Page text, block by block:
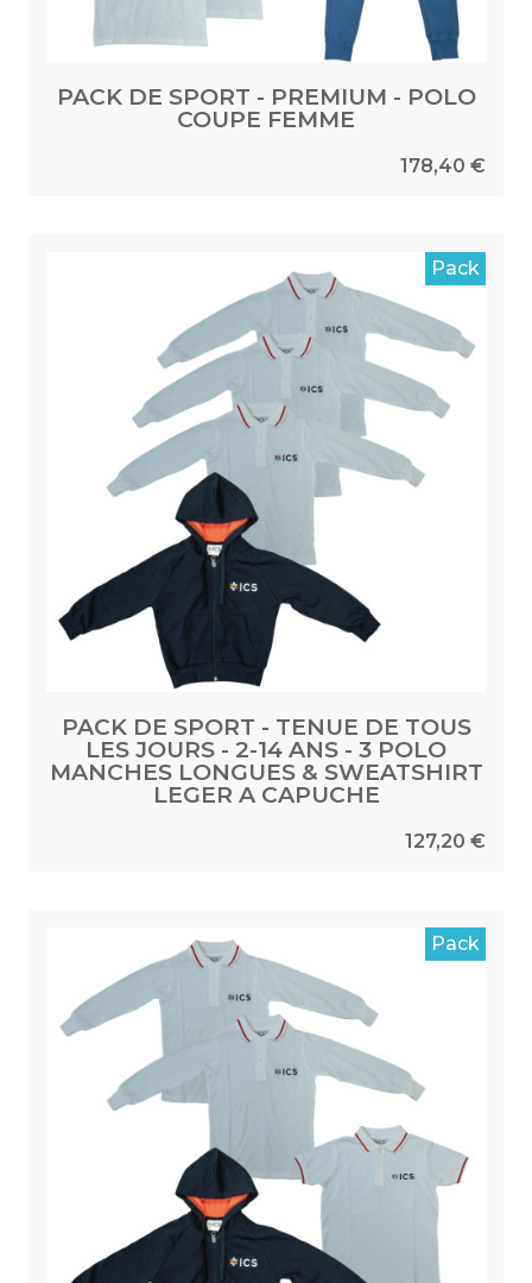
PACK DE SPORT - PREMIUM - POLO
COUPE FEMME
178,40 €
Pack
PACK DE SPORT - TENUE DE TOUS
LES JOURS - 2-14 ANS - 3 POLO
MANCHES LONGUES & SWEATSHIRT
LEGER A CAPUCHE
127,20 €
Pack